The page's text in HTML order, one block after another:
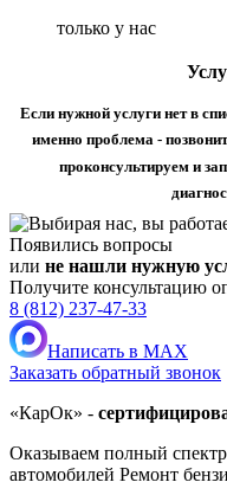
только у нас
Если нужной услуги нет в
именно проблема -
проконсультируем и
Появились вопросы
или не нашли нужную
Получите консультацию
8 (812) 237-47-33
Написать в MAX
Заказать обратный звонок
«КарОк» -
Оказываем полный
автомобилей Ремонт